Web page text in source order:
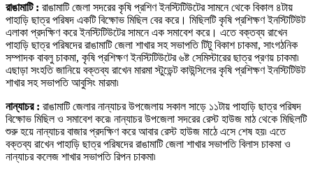
রাঙামাটি : রাঙামাটি জেলা সদরের কৃষি প্রশিণ ইনস্টিটিউটের সামনে থেকে বিকাল ৪টায়
পাহাড়ি ছাত্র পরিষদ একটিবিক্ষোভ মিছিল বের করে। মিছিলটি কৃষি প্রশিক্ষণ ইনস্টিটিউট
এলাকা প্রদক্ষিণ করে ইনস্টিটিউটের সামনে এক সমাবেশ করে। এতে বক্তব্য রাখেন
পাহাড়ি ছাত্র পরিষদের রাঙামাটি জেলা শাখার সহ সভাপতি টিটু বিকাশ চাকমা, সাংগঠনিক
সম্পাদক বাবলু চাকমা, কৃষি প্রশিক্ষণ ইনস্টিটিউটের ৬ষ্ট সেমিস্টারের ছাত্র প্রণয় চাকমা৷
এছাড়া সংহতি জানিয়ে বক্তব্য রাখেন মারমা স্টুডেন্ট কাউন্সিলের কৃষি প্রশিক্ষণ ইনস্টিটিউট
শাখার সহ সভাপতি আবুসিং মারমা৷
নান্যাচর : রাঙামাটি জেলার নান্যাচর উপজেলায় সকাল সাড়ে ১১টায় পাহাড়ি ছাত্র পরিষদ
বিক্ষোভ মিছিল ও সমাবেশ করে৷ নান্যাচর উপজেলা সদরের রেস্ট হাউজ মাঠ থেকে মিছিলটি
শুরু হয়ে নান্যাচর বাজার প্রদক্ষিণ করে আবার রেস্ট হাউজ মাঠে এসে শেষ হয়৷ এতে
বক্তব্য রাখেন পাহাড়ি ছাত্র পরিষদের রাঙামাটি জেলা শাখার সভাপতি বিলাস চাকমা ও
নান্যাচর কলেজ শাখার সভাপতি রিপন চাকমা৷